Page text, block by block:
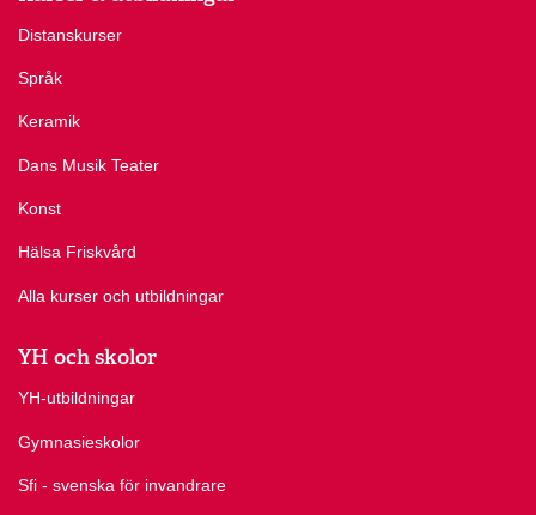
Distanskurser
Språk
Keramik
Dans Musik Teater
Konst
Hälsa Friskvård
Alla kurser och utbildningar
YH och skolor
YH-utbildningar
Gymnasieskolor
Sfi - svenska för invandrare